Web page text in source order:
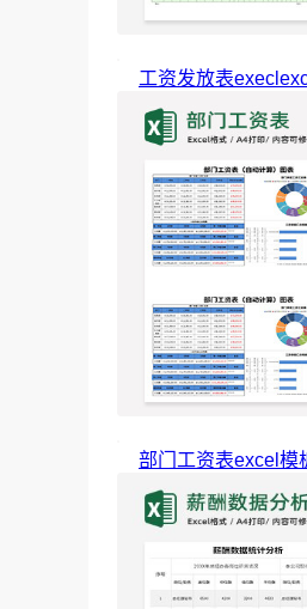
工资发放表
部门工资表excel模